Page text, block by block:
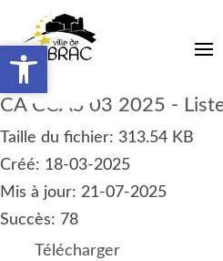
Ouvrir la barre d’outils
CA CCAS 03 2025 -
Taille du fichier: 313.54 KB
Créé: 18-03-2025
Mis à jour: 21-07-2025
Succès: 78
Télécharger
Ouvrir la barre d’outils